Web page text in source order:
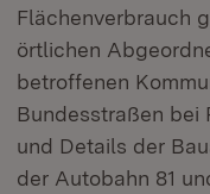
Flächenverbrauch
örtlichen
betroffenen
Bundesstraßen bei
und Details der
der Autobahn 81